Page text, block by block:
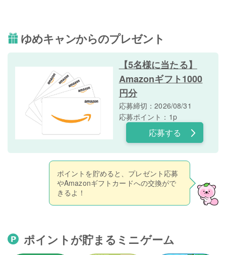
ゆめキャンからのプレゼント
【5名様に当たる】
Amazonギフト1000
円分
応募締切：2026/08/31
応募ポイント：1p
応募する
ポイントを貯めると、プレゼント応募
やAmazonギフトカードへの交換がで
きるよ！
ポイントが貯まるミニゲーム